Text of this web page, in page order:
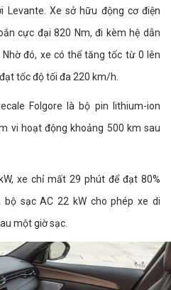
Levante. Xe sở hữu động cơ điện
cực đại 820 Nm, đi kèm hệ dẫn
đó, xe có thể tăng tốc từ 0 lên
tốc độ tối đa 220 km/h.
Folgore là bộ pin lithium-ion
vi hoạt động khoảng 500 km sau
xe chỉ mất 29 phút để đạt 80%
sạc AC 22 kW cho phép xe di
một giờ sạc.